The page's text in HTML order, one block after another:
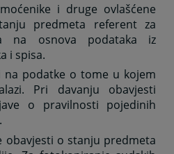
i druge ovlašćene
predmeta referent za
na osnova podataka iz
i spisa.
na podatke o tome u kojem
Pri davanju obavjesti
o pravilnosti pojedinih
obavjesti o stanju predmeta